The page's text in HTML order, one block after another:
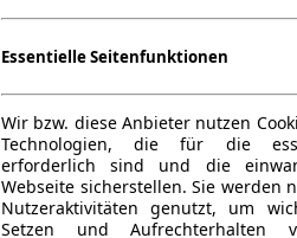
Essentielle Seitenfunktionen
Wir bzw. diese Anbieter nutzen
Technologien, die für die
erforderlich sind und die
Webseite sicherstellen. Sie werden
Nutzeraktivitäten genutzt, um
Setzen und Aufrechterhalten